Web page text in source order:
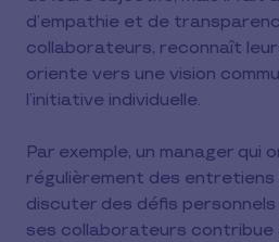
d’empathie et de
collaborateurs, reconnaît
oriente vers une vision
l’initiative individuelle.
Par exemple, un manager qui
régulièrement des entretiens
discuter des défis
ses collaborateurs contribue